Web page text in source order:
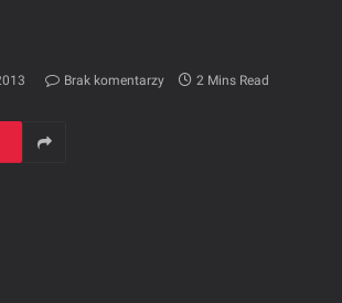
Brak komentarzy 2 Mins Read